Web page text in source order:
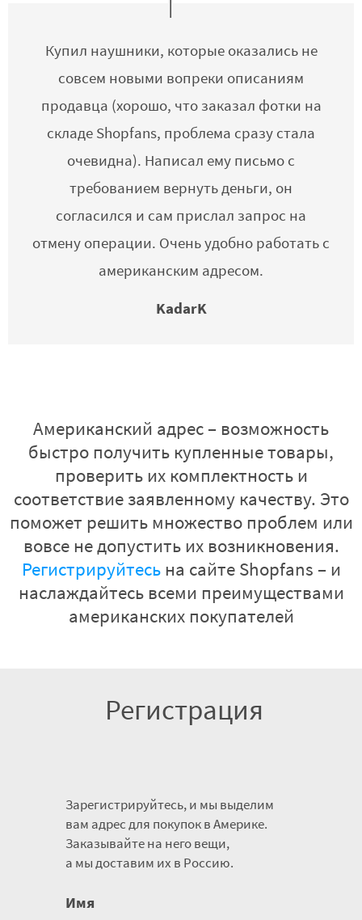
Купил наушники, которые оказались не
совсем новыми вопреки описаниям
продавца (хорошо, что заказал фотки на
складе Shopfans, проблема сразу стала
очевидна). Написал ему письмо с
требованием вернуть деньги, он
согласился и сам прислал запрос на
отмену операции. Очень удобно работать с
американским адресом.
KadarK
Американский адрес – возможность
быстро получить купленные товары,
проверить их комплектность и
соответствие заявленному качеству. Это
поможет решить множество проблем или
вовсе не допустить их возникновения.
Регистрируйтесьна сайте Shopfans – и
наслаждайтесь всеми преимуществами
американских покупателей
Регистрация
Зарегистрируйтесь, и мы выделим
вам адрес для покупок в Америке.
Заказывайте на него вещи,
а мы доставим их в Россию.
Имя